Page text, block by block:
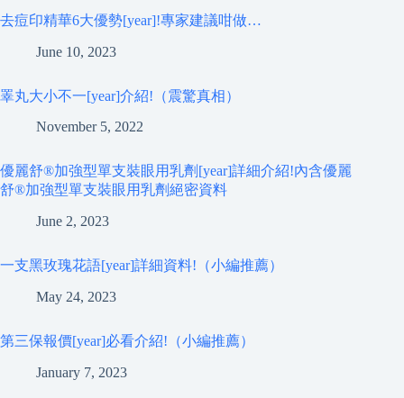
去痘印精華6大優勢[year]!專家建議咁做…
June 10, 2023
睪丸大小不一[year]介紹!（震驚真相）
November 5, 2022
優麗舒®加強型單支裝眼用乳劑[year]詳細介紹!內含優麗
舒®加強型單支裝眼用乳劑絕密資料
June 2, 2023
一支黑玫瑰花語[year]詳細資料!（小編推薦）
May 24, 2023
第三保報價[year]必看介紹!（小編推薦）
January 7, 2023